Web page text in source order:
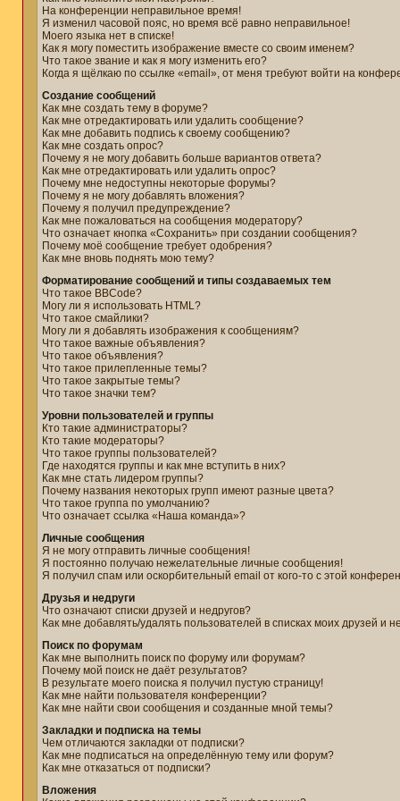
На конференции неправильное время!
Я изменил часовой пояс, но время всё равно неправильное!
Моего языка нет в списке!
Как я могу поместить изображение вместе со своим именем?
Что такое звание и как я могу изменить его?
Когда я щёлкаю по ссылке «email», от меня требуют войти на
Создание сообщений
Как мне создать тему в форуме?
Как мне отредактировать или удалить сообщение?
Как мне добавить подпись к своему сообщению?
Как мне создать опрос?
Почему я не могу добавить больше вариантов ответа?
Как мне отредактировать или удалить опрос?
Почему мне недоступны некоторые форумы?
Почему я не могу добавлять вложения?
Почему я получил предупреждение?
Как мне пожаловаться на сообщения модератору?
Что означает кнопка «Сохранить» при создании сообщения?
Почему моё сообщение требует одобрения?
Как мне вновь поднять мою тему?
Форматирование сообщений и типы создаваемых тем
Что такое BBCode?
Могу ли я использовать HTML?
Что такое смайлики?
Могу ли я добавлять изображения к сообщениям?
Что такое важные объявления?
Что такое объявления?
Что такое прилепленные темы?
Что такое закрытые темы?
Что такое значки тем?
Уровни пользователей и группы
Кто такие администраторы?
Кто такие модераторы?
Что такое группы пользователей?
Где находятся группы и как мне вступить в них?
Как мне стать лидером группы?
Почему названия некоторых групп имеют разные цвета?
Что такое группа по умолчанию?
Что означает ссылка «Наша команда»?
Личные сообщения
Я не могу отправить личные сообщения!
Я постоянно получаю нежелательные личные сообщения!
Я получил спам или оскорбительный email от кого-то с этой
Друзья и недруги
Что означают списки друзей и недругов?
Как мне добавлять/удалять пользователей в списках моих друзей и
Поиск по форумам
Как мне выполнить поиск по форуму или форумам?
Почему мой поиск не даёт результатов?
В результате моего поиска я получил пустую страницу!
Как мне найти пользователя конференции?
Как мне найти свои сообщения и созданные мной темы?
Закладки и подписка на темы
Чем отличаются закладки от подписки?
Как мне подписаться на определённую тему или форум?
Как мне отказаться от подписки?
Вложения